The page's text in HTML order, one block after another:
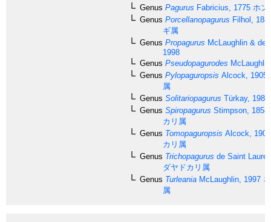
Genus Pagurus Fabricius, 1775 ホン
Genus Porcellanopagurus Filhol,
ギ属
Genus Propagurus McLaughlin & de
1998
Genus Pseudopagurodes
Genus Pylopaguropsis Alcock, 1905
属
Genus Solitariopagurus Türkay, 1986
Genus Spiropagurus Stimpson, 1858
カリ属
Genus Tomopaguropsis Alcock, 1905
カリ属
Genus Trichopagurus de Saint
ダヤドカリ属
Genus Turleania McLaughlin, 1997
属